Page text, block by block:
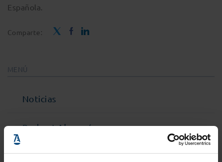
Española.
Comparte:
MENÚ
Noticias
Podcast Abogacía
Agenda